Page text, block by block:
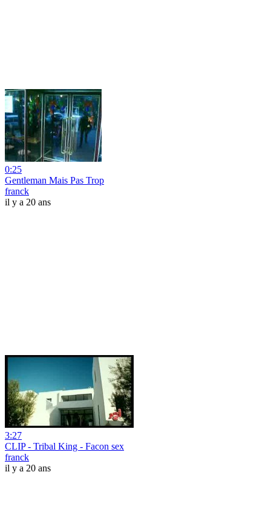
0:25
Gentleman Mais Pas Trop
franck
il y a 20 ans
3:27
CLIP - Tribal King - Facon sex
franck
il y a 20 ans